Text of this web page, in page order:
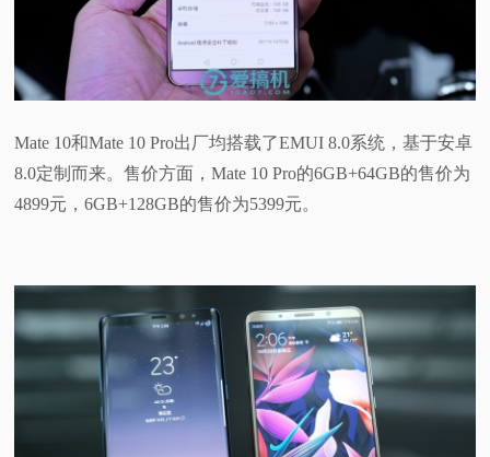
Mate 10和Mate 10 Pro出厂均搭载了EMUI 8.0系统，基于安卓
8.0定制而来。售价方面，Mate 10 Pro的6GB+64GB的售价为
4899元，6GB+128GB的售价为5399元。